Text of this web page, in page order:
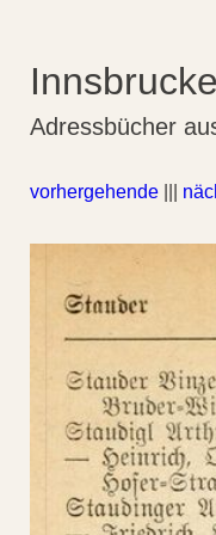
Adressbücher
vorhergehende